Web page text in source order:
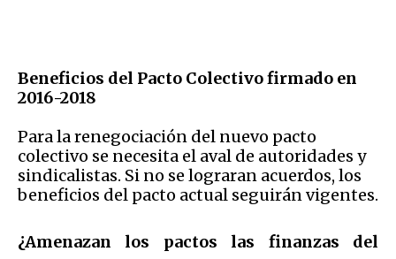
Beneficios del Pacto Colectivo firmado en
2016-2018
Para la renegociación del nuevo pacto
colectivo se necesita el aval de autoridades y
sindicalistas. Si no se lograran acuerdos, los
beneficios del pacto actual seguirán vigentes.
¿Amenazan los pactos las finanzas del